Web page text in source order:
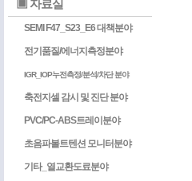
▣ 자료실
SEMI F47_S23_E6 대책분야
전기품질/에너지측정분야
IGR_IOP누전측정/분석/차단 분야
축전지셀 감시 및 진단 분야
PVC/PC-ABS트레이분야
초음파볼트텐션 모니터분야
기타_열교환도료분야